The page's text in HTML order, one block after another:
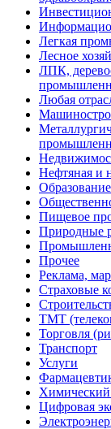
Легкая
Лесное
ЛПК,
Любая
Нефтяная и
Образование
Пищевое
Природные
Прочее
Реклама,
Страховые
ТМТ
Торговля
Транспорт
Услуги
Химический
Цифровая